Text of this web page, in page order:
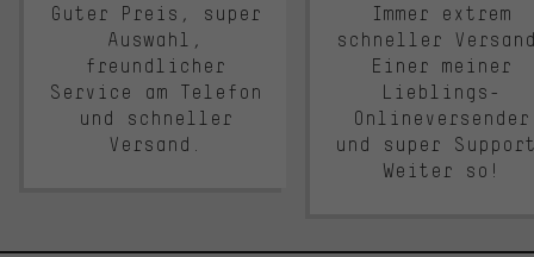
Guter Preis, super
Auswahl,
freundlicher
Service am Telefon
und schneller
Versand.
Immer extrem
schneller
Einer meiner
Lieblings-
Onlineversender
und super
Weiter so!